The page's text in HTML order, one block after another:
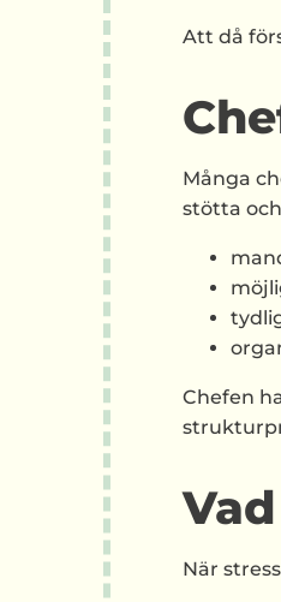
Att då
Många
stötta
Chefen
När